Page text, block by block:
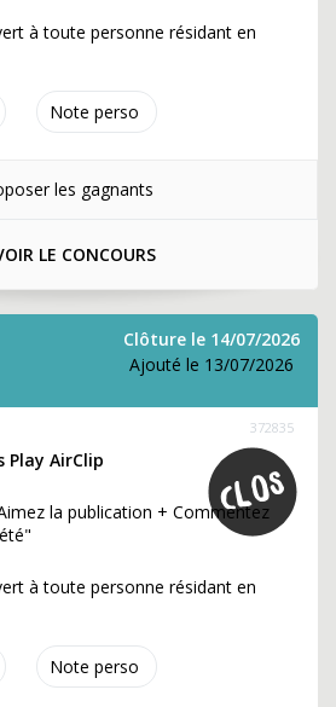
Note perso
à toute personne résidant en
les gagnants
LE CONCOURS
Clôture le 14/07/2026
Ajouté le 13/07/2026
Note perso
372835
Play AirClip
la publication + Commentez
à toute personne résidant en